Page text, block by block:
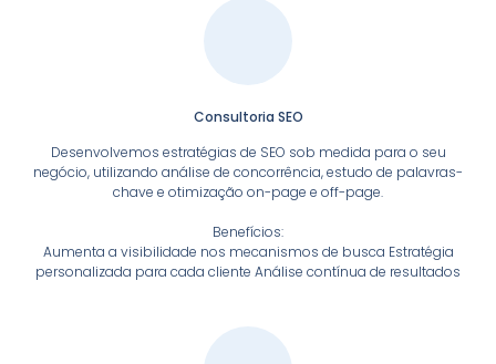
Consultoria SEO
Desenvolvemos estratégias de SEO sob medida para o seu
negócio, utilizando análise de concorrência, estudo de palavras-
chave e otimização on-page e off-page.
Benefícios:
Aumenta a visibilidade nos mecanismos de busca Estratégia
personalizada para cada cliente Análise contínua de resultados